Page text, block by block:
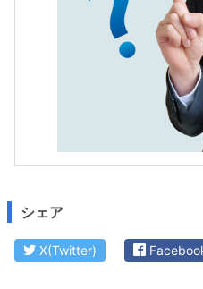
シェア
X(Twitter)